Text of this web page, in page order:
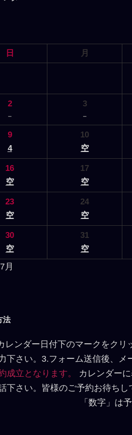
日 月
2
－
3
－
9
4
10
空
16
空
17
空
23
空
24
空
30
空
31
空
月
法
レンダー日付下のマークをク
下さい。3.フォーム送信後、メ
成立となります。
カレンダー
下さい。皆様のご予約お待ちし
「数字」は